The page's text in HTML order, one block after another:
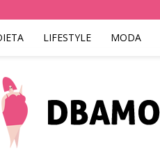
LIFESTYLE MODA